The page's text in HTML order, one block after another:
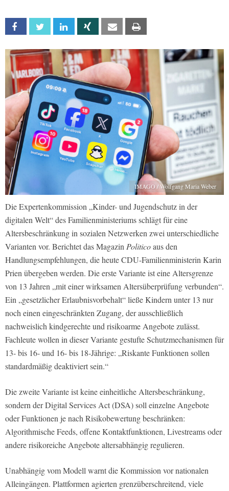
Facebook Twitter Linkedin Xing Email
IMAGO / Wolfgang Maria Weber
Die Expertenkommission „Kinder- und Jugendschutz in der
digitalen Welt“ des Familienministeriums schlägt für eine
Altersbeschränkung in sozialen Netzwerken zwei unterschiedliche
Varianten vor. Berichtet das Magazin Politicoaus den
Handlungsempfehlungen, die heute CDU-Familienministerin Karin
Prien übergeben werden. Die erste Variante ist eine Altersgrenze
von 13 Jahren „mit einer wirksamen Altersüberprüfung verbunden“.
Ein „gesetzlicher Erlaubnisvorbehalt“ ließe Kindern unter 13 nur
noch einen eingeschränkten Zugang, der ausschließlich
nachweislich kindgerechte und risikoarme Angebote zulässt.
Fachleute wollen in dieser Variante gestufte Schutzmechanismen für
13- bis 16- und 16- bis 18-Jährige: „Riskante Funktionen sollen
standardmäßig deaktiviert sein.“
Die zweite Variante ist keine einheitliche Altersbeschränkung,
sondern der Digital Services Act (DSA) soll einzelne Angebote
oder Funktionen je nach Risikobewertung beschränken:
Algorithmische Feeds, offene Kontaktfunktionen, Livestreams oder
andere risikoreiche Angebote altersabhängig regulieren.
Unabhängig vom Modell warnt die Kommission vor nationalen
Alleingängen. Plattformen agierten grenzüberschreitend, viele